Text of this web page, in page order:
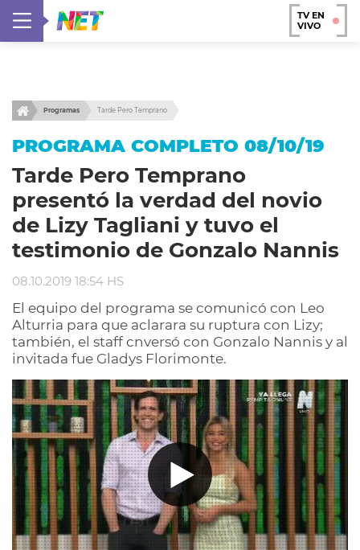
TV EN
VIVO
Programas Tarde Pero Temprano
PROGRAMA COMPLETO 08/10/19
Tarde Pero Temprano
presentó la verdad del novio
de Lizy Tagliani y tuvo el
testimonio de Gonzalo Nannis
08.10.2019 18:54 HS
El equipo del programa se comunicó con Leo
Alturria para que aclarara su ruptura con Lizy;
también, el staff cnversó con Gonzalo Nannis y al
invitada fue Gladys Florimonte.